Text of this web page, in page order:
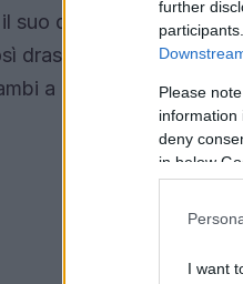
further
Please
information
deny
in below
I want
suo dolore e la sua
drastica, rivelando che
a una maggiore